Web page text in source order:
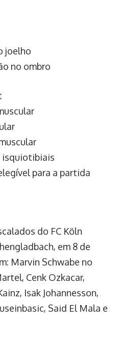
joelho
no ombro
isquiotibiais
para a partida
do FC Köln
em 8 de
Marvin Schwabe no
Cenk Ozkacar,
Isak Johannesson,
Said El Mala e